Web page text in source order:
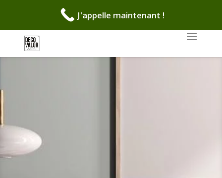
J'appelle maintenant !